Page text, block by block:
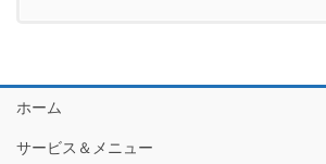
ホーム
サービス＆メニュー